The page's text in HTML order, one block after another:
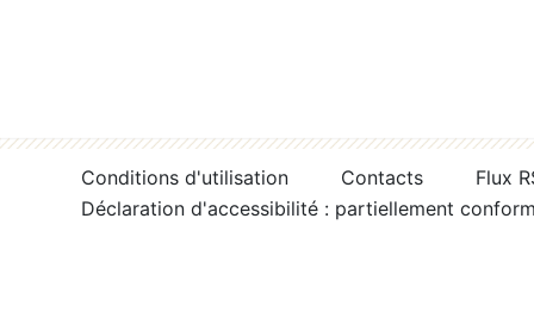
Conditions d'utilisation Contacts
Flux
Déclaration d'accessibilité : partiellement